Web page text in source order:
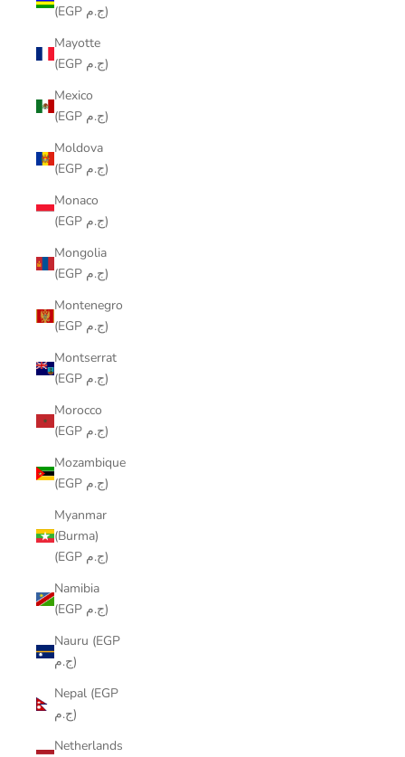
(EGP ج.م)
Mayotte
(EGP ج.م)
Mexico
(EGP ج.م)
Moldova
(EGP ج.م)
Monaco
(EGP ج.م)
Mongolia
(EGP ج.م)
Montenegro
(EGP ج.م)
Montserrat
(EGP ج.م)
Morocco
(EGP ج.م)
Mozambique
(EGP ج.م)
Myanmar
(Burma)
(EGP ج.م)
Namibia
(EGP ج.م)
Nauru (EGP
ج.م)
Nepal (EGP
ج.م)
Netherlands